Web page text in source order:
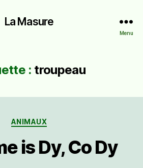
La Masure
Menu
: troupeau
Catégories
ANIMAUX
is Dy, Co Dy